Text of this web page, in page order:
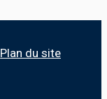
Plan du site